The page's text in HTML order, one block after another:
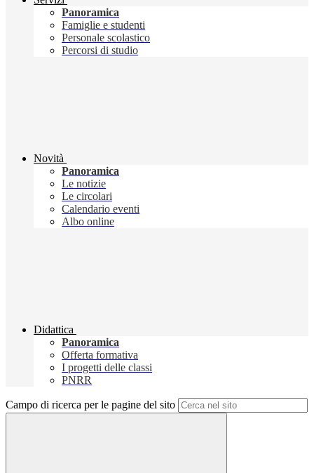
Panoramica
Famiglie e studenti
Personale scolastico
Percorsi di studio
Novità
Panoramica
Le notizie
Le circolari
Calendario eventi
Albo online
Didattica
Panoramica
Offerta formativa
I progetti delle classi
PNRR
Campo di ricerca per le pagine del sito